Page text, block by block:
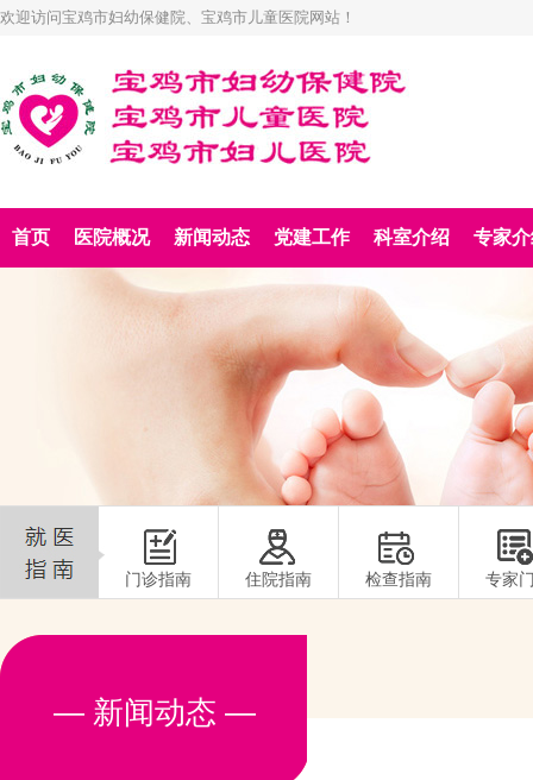
欢迎访问宝鸡市妇幼保健院、宝鸡市儿童医院网站！
首页 医院概况 新闻动态 党建工作 科室介绍 专家
门诊指南 住院指南 检查指南 专家
— 新闻动态 —